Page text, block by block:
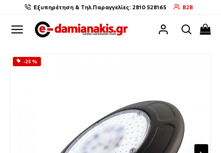
Εξυπηρέτηση & Τηλ.Παραγγελίες: 2810 528165 B2B
-25 %